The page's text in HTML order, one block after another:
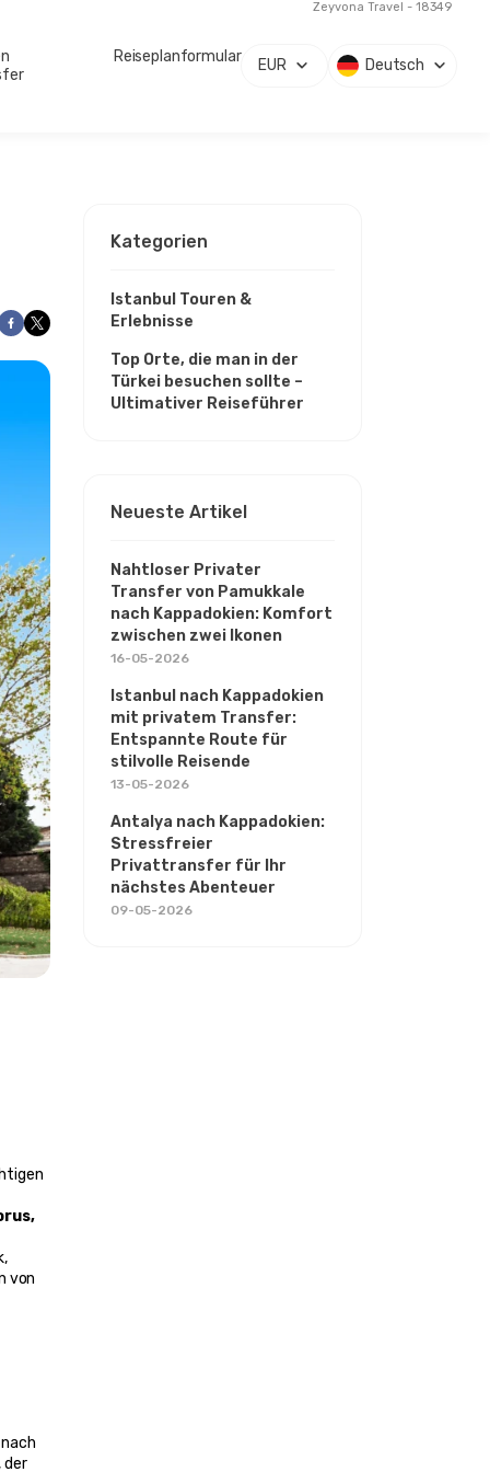
Zeyvona Travel - 18349
Reiseplanformular EUR Deutsch
von
Kategorien
Istanbul Touren &
Erlebnisse
Top Orte, die man in der
Türkei besuchen sollte –
Ultimativer Reiseführer
Neueste Artikel
Nahtloser Privater
Transfer von Pamukkale
nach Kappadokien: Komfort
zwischen zwei Ikonen
16-05-2026
Istanbul nach Kappadokien
mit privatem Transfer:
Entspannte Route für
stilvolle Reisende
13-05-2026
Antalya nach Kappadokien:
Stressfreier
Privattransfer für Ihr
nächstes Abenteuer
09-05-2026